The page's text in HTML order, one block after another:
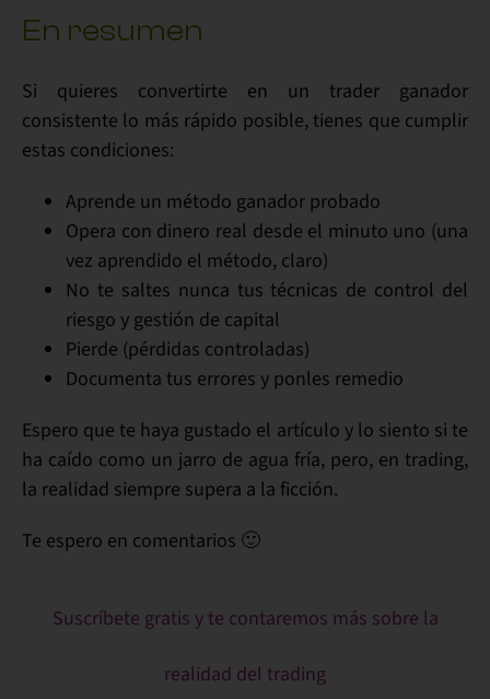
En resumen
Si quieres convertirte en un trader ganador
consistente lo más rápido posible, tienes que cumplir
estas condiciones:
Aprende un método ganador probado
Opera con dinero real desde el minuto uno (una
vez aprendido el método, claro)
No te saltes nunca tus técnicas de control del
riesgo y gestión de capital
Pierde (pérdidas controladas)
Documenta tus errores y ponles remedio
Espero que te haya gustado el artículo y lo siento si te
ha caído como un jarro de agua fría, pero, en trading,
la realidad siempre supera a la ficción.
Te espero en comentarios 🙂
Suscríbete gratis y te contaremos más sobre la
realidad del trading